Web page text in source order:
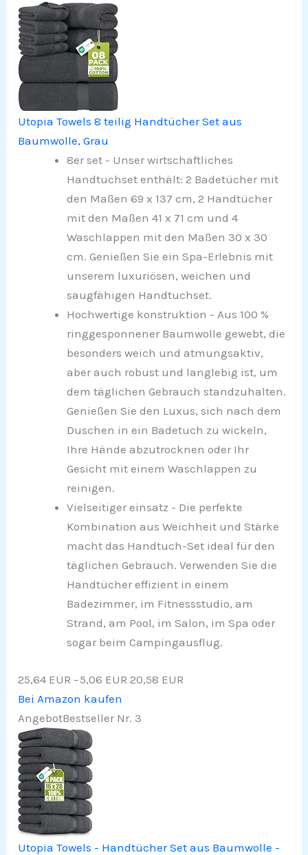
Utopia Towels 8 teilig Handtücher Set aus
Baumwolle, Grau
8er set - Unser wirtschaftliches
Handtuchset enthält: 2 Badetücher mit
den Maßen 69 x 137 cm, 2 Handtücher
mit den Maßen 41 x 71 cm und 4
Waschlappen mit den Maßen 30 x 30
cm. Genießen Sie ein Spa-Erlebnis mit
unserem luxuriösen, weichen und
saugfähigen Handtuchset.
Hochwertige konstruktion - Aus 100 %
ringgesponnener Baumwolle gewebt, die
besonders weich und atmungsaktiv,
aber auch robust und langlebig ist, um
dem täglichen Gebrauch standzuhalten.
Genießen Sie den Luxus, sich nach dem
Duschen in ein Badetuch zu wickeln,
Ihre Hände abzutrocknen oder Ihr
Gesicht mit einem Waschlappen zu
reinigen.
Vielseitiger einsatz - Die perfekte
Kombination aus Weichheit und Stärke
macht das Handtuch-Set ideal für den
täglichen Gebrauch. Verwenden Sie die
Handtücher effizient in einem
Badezimmer, im Fitnessstudio, am
Strand, am Pool, im Salon, im Spa oder
sogar beim Campingausflug.
25,64 EUR −5,06 EUR 20,58 EUR
Bei Amazon kaufen
AngebotBestseller Nr. 3
Utopia Towels - Handtücher Set aus Baumwolle -